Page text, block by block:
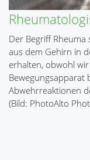
Der Begriff
aus dem Gehirn in
erhalten, obwohl
Bewegungsapparat
Abwehrreaktionen
(Bild: PhotoAlto